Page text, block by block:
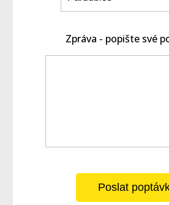
Zpráva - popište své
Poslat